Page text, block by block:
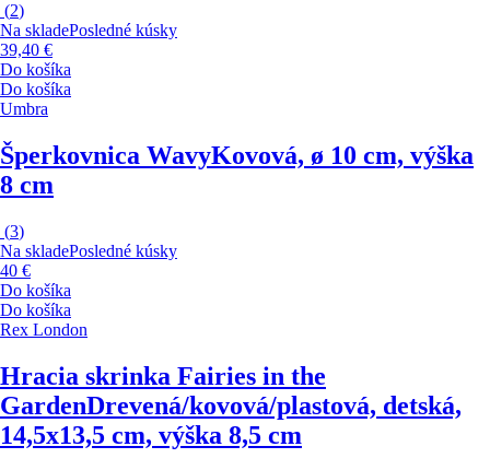
(2)
Na skladePosledné kúsky
39,40 €
Do košíka
Do košíka
Umbra
Šperkovnica WavyKovová, ø 10 cm, výška
8 cm
(3)
Na skladePosledné kúsky
40 €
Do košíka
Do košíka
Rex London
Hracia skrinka Fairies in the
GardenDrevená/kovová/plastová, detská,
14,5x13,5 cm, výška 8,5 cm